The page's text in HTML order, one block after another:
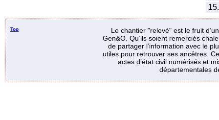
15.
Top
Le chantier "relevé" est le fruit
Gen&O. Qu’ils soient remerciés
de partager l’information avec le
utiles pour retrouver ses ancêtres.
actes d’état civil numérisés et
départementales